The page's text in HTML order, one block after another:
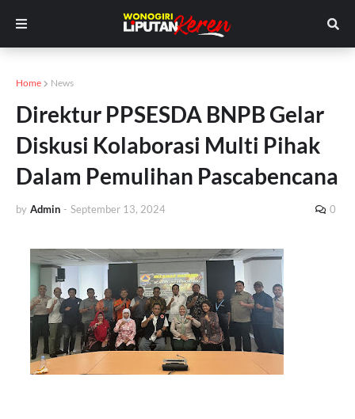
Home News
Direktur PPSESDA BNPB Gelar
Diskusi Kolaborasi Multi Pihak
Dalam Pemulihan Pascabencana
by Admin - September 13, 2024 0